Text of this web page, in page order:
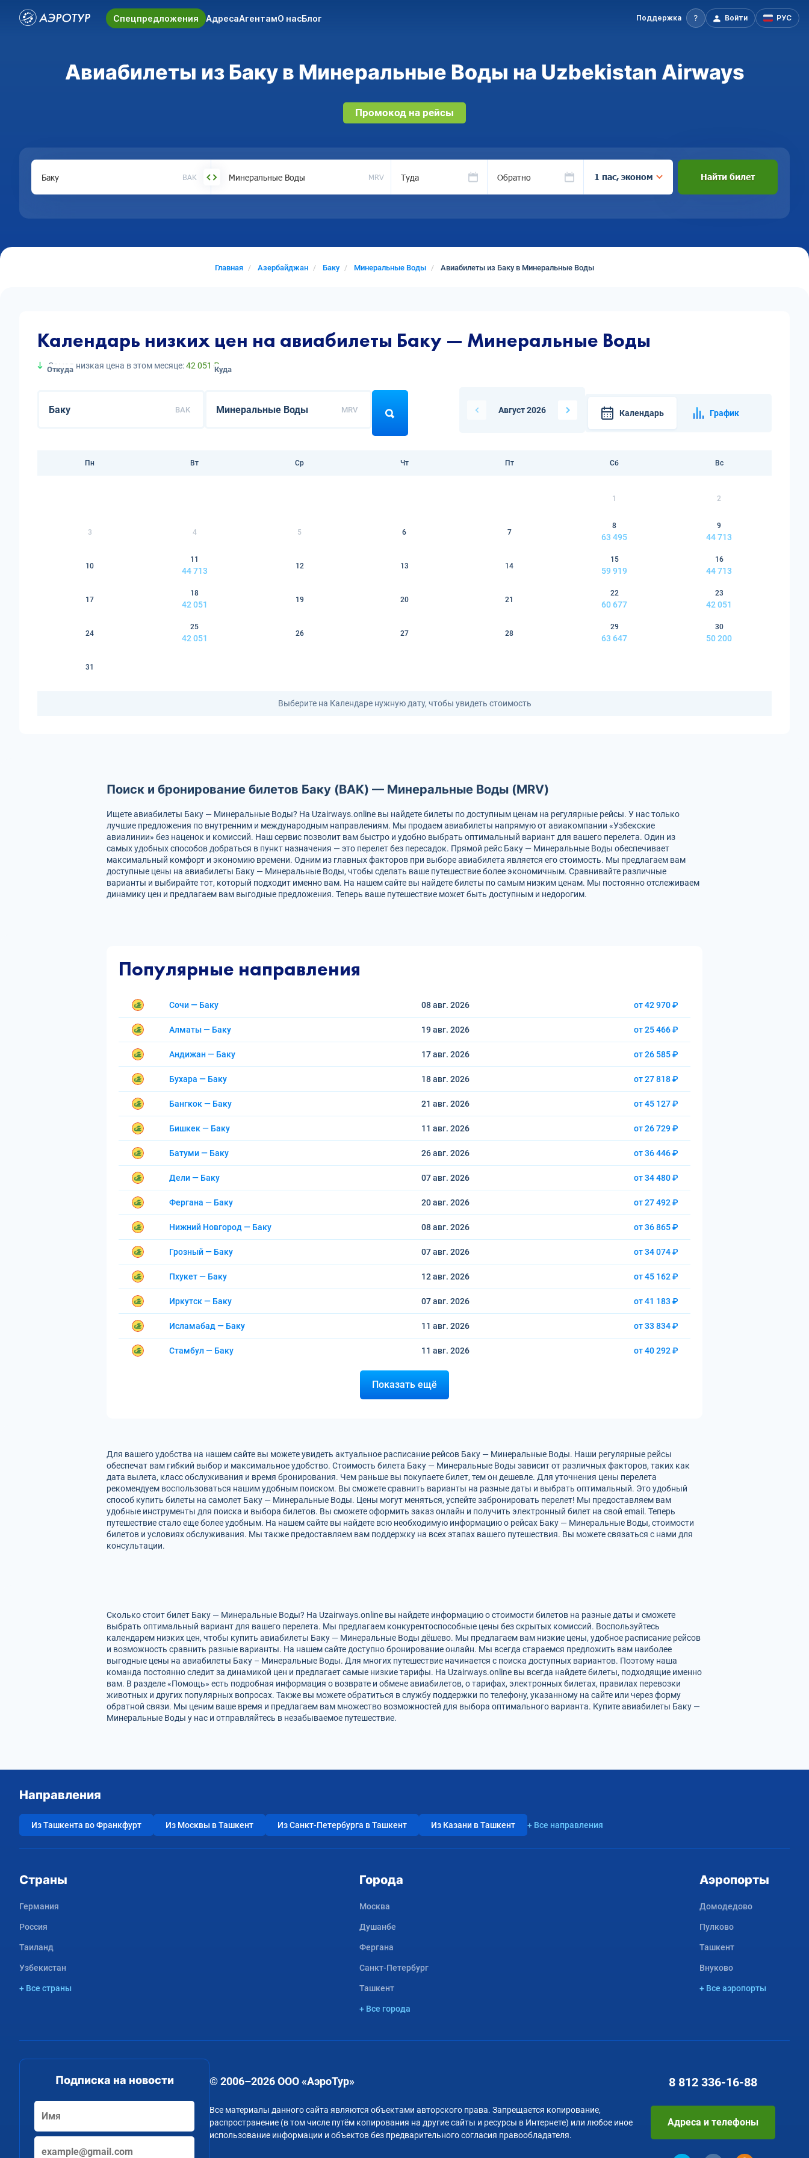
Спецпредложения АдресаАгентамО насБлог Поддержка Войти РУС
Авиабилеты из Баку в Минеральные Воды на Uzbekistan Airways
Промокод на рейсы
BAK MRV Туда Обратно 1 пас, эконом Найти билет
Главная Азербайджан Баку Минеральные Воды Авиабилеты из Баку в Минеральные Воды
Календарь низких цен на авиабилеты Баку — Минеральные Воды
Самая низкая цена в этом месяце:42 051 ₽
Откуда
BAK
Куда
MRV Август 2026 Календарь График
Пн Вт Ср Чт Пт Сб Вс
1 2
3 4 5 6 7
8
63 495
9
44 713
10
11
44 713
12 13 14
15
59 919
16
44 713
17
18
42 051
19 20 21
22
60 677
23
42 051
24
25
42 051
26 27 28
29
63 647
30
50 200
31
Выберите на Календаре нужную дату, чтобы увидеть стоимость
Поиск и бронирование билетов Баку (BAK) — Минеральные Воды (MRV)
Ищете авиабилеты Баку — Минеральные Воды? На Uzairways.online вы найдете билеты по доступным ценам на регулярные рейсы. У нас только
лучшие предложения по внутренним и международным направлениям. Мы продаем авиабилеты напрямую от авиакомпании «Узбекские
авиалинии» без наценок и комиссий. Наш сервис позволит вам быстро и удобно выбрать оптимальный вариант для вашего перелета. Один из
самых удобных способов добраться в пункт назначения — это перелет без пересадок. Прямой рейс Баку — Минеральные Воды обеспечивает
максимальный комфорт и экономию времени. Одним из главных факторов при выборе авиабилета является его стоимость. Мы предлагаем вам
доступные цены на авиабилеты Баку — Минеральные Воды, чтобы сделать ваше путешествие более экономичным. Сравнивайте различные
варианты и выбирайте тот, который подходит именно вам. На нашем сайте вы найдете билеты по самым низким ценам. Мы постоянно отслеживаем
динамику цен и предлагаем вам выгодные предложения. Теперь ваше путешествие может быть доступным и недорогим.
Популярные направления
Сочи — Баку 08 авг. 2026 от 42 970 ₽
Алматы — Баку 19 авг. 2026 от 25 466 ₽
Андижан — Баку 17 авг. 2026 от 26 585 ₽
Бухара — Баку 18 авг. 2026 от 27 818 ₽
Бангкок — Баку 21 авг. 2026 от 45 127 ₽
Бишкек — Баку 11 авг. 2026 от 26 729 ₽
Батуми — Баку 26 авг. 2026 от 36 446 ₽
Дели — Баку 07 авг. 2026 от 34 480 ₽
Фергана — Баку 20 авг. 2026 от 27 492 ₽
Нижний Новгород — Баку 08 авг. 2026 от 36 865 ₽
Грозный — Баку 07 авг. 2026 от 34 074 ₽
Пхукет — Баку 12 авг. 2026 от 45 162 ₽
Иркутск — Баку 07 авг. 2026 от 41 183 ₽
Исламабад — Баку 11 авг. 2026 от 33 834 ₽
Стамбул — Баку 11 авг. 2026 от 40 292 ₽
Показать ещё
Для вашего удобства на нашем сайте вы можете увидеть актуальное расписание рейсов Баку — Минеральные Воды. Наши регулярные рейсы
обеспечат вам гибкий выбор и максимальное удобство. Стоимость билета Баку — Минеральные Воды зависит от различных факторов, таких как
дата вылета, класс обслуживания и время бронирования. Чем раньше вы покупаете билет, тем он дешевле. Для уточнения цены перелета
рекомендуем воспользоваться нашим удобным поиском. Вы сможете сравнить варианты на разные даты и выбрать оптимальный. Это удобный
способ купить билеты на самолет Баку — Минеральные Воды. Цены могут меняться, успейте забронировать перелет! Мы предоставляем вам
удобные инструменты для поиска и выбора билетов. Вы сможете оформить заказ онлайн и получить электронный билет на свой email. Теперь
путешествие стало еще более удобным. На нашем сайте вы найдете всю необходимую информацию о рейсах Баку — Минеральные Воды, стоимости
билетов и условиях обслуживания. Мы также предоставляем вам поддержку на всех этапах вашего путешествия. Вы можете связаться с нами для
консультации.
Сколько стоит билет Баку — Минеральные Воды? На Uzairways.online вы найдете информацию о стоимости билетов на разные даты и сможете
выбрать оптимальный вариант для вашего перелета. Мы предлагаем конкурентоспособные цены без скрытых комиссий. Воспользуйтесь
календарем низких цен, чтобы купить авиабилеты Баку — Минеральные Воды дёшево. Мы предлагаем вам низкие цены, удобное расписание рейсов
и возможность сравнить разные варианты. На нашем сайте доступно бронирование онлайн. Мы всегда стараемся предложить вам наиболее
выгодные цены на авиабилеты Баку – Минеральные Воды. Для многих путешествие начинается с поиска доступных вариантов. Поэтому наша
команда постоянно следит за динамикой цен и предлагает самые низкие тарифы. На Uzairways.online вы всегда найдете билеты, подходящие именно
вам. В разделе «Помощь» есть подробная информация о возврате и обмене авиабилетов, о тарифах, электронных билетах, правилах перевозки
животных и других популярных вопросах. Также вы можете обратиться в службу поддержки по телефону, указанному на сайте или через форму
обратной связи. Мы ценим ваше время и предлагаем вам множество возможностей для выбора оптимального варианта. Купите авиабилеты Баку —
Минеральные Воды у нас и отправляйтесь в незабываемое путешествие.
Направления
Из Ташкента во Франкфурт Из Москвы в Ташкент Из Санкт-Петербурга в Ташкент Из Казани в Ташкент + Все направления
Страны
Германия
Россия
Таиланд
Узбекистан
+ Все страны
Города
Москва
Душанбе
Фергана
Санкт-Петербург
Ташкент
+ Все города
Аэропорты
Домодедово
Пулково
Ташкент
Внуково
+ Все аэропорты
Подписка на новости © 2006–2026 ООО «АэроТур»
Все материалы данного сайта являются объектами авторского права. Запрещается копирование,
распространение (в том числе путём копирования на другие сайты и ресурсы в Интернете) или любое иное
использование информации и объектов без предварительного согласия правообладателя.
8 812 336-16-88
Адреса и телефоны